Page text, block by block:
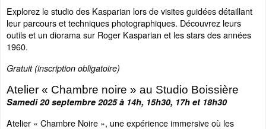
Explorez le studio des Kasparian lors de visites guidées détaillant
leur parcours et techniques photographiques. Découvrez leurs
outils et un diorama sur Roger Kasparian et les stars des années
1960.
Gratuit (inscription obligatoire)
Atelier « Chambre noire » au Studio Boissière
Samedi 20 septembre 2025 à 14h, 15h30, 17h et 18h30
Atelier « Chambre Noire », une expérience immersive où les